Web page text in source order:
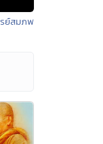
ย์สมภพ